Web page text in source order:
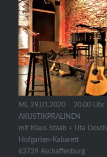
MI, 29.01.2020 20.00 Uhr
AKUSTIKPRALINEN
mit Klaus Staab + Uta Desch
Hofgarten-Kabarett
63739 Aschaffenburg